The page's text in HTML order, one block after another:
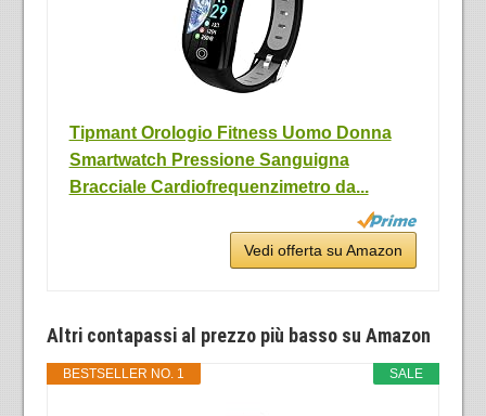
Tipmant Orologio Fitness Uomo Donna
Smartwatch Pressione Sanguigna
Bracciale Cardiofrequenzimetro da...
Vedi offerta su Amazon
Altri contapassi al prezzo più basso su Amazon
SALE
BESTSELLER NO. 1